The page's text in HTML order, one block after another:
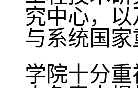
究中心，
与系统国
学院十分